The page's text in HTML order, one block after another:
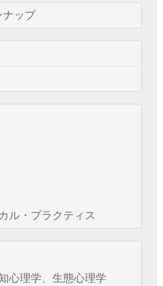
ナップ
ル・プラクティス
心理学、生態心理学